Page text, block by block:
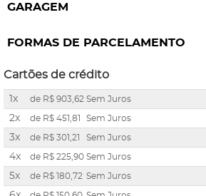
GARAGEM
FORMAS DE PARCELAMENTO
Cartões de crédito
1x de R$ 903,62 Sem Juros
2x de R$ 451,81 Sem Juros
3x de R$ 301,21 Sem Juros
4x de R$ 225,90 Sem Juros
5x de R$ 180,72 Sem Juros